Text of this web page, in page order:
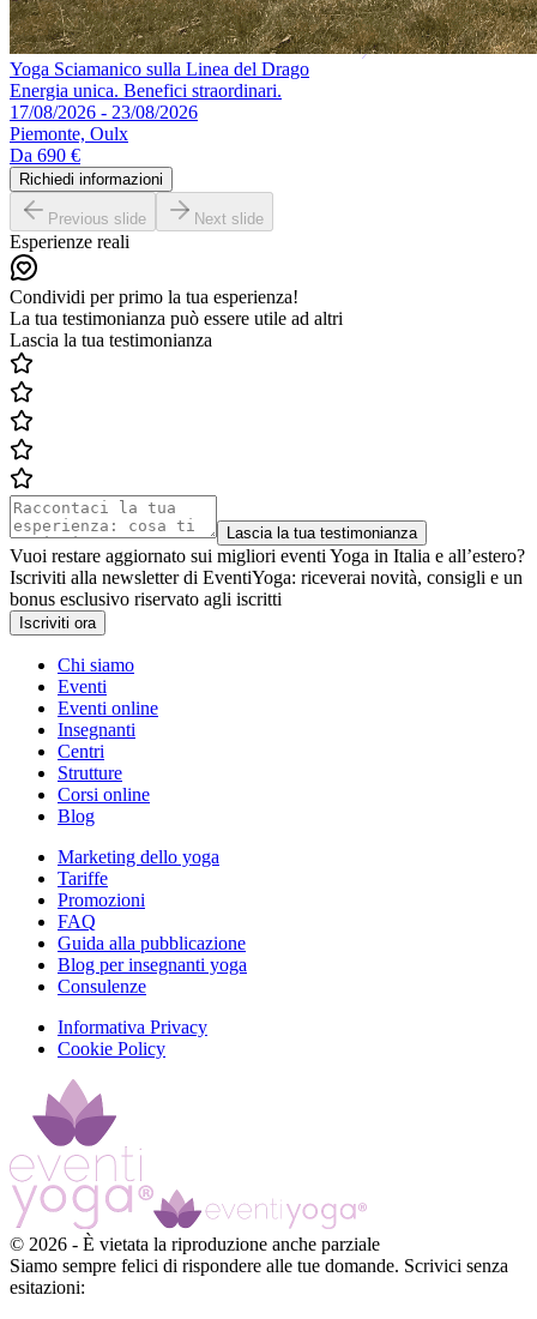
Yoga Sciamanico sulla Linea del Drago
Energia unica. Benefici straordinari.
17/08/2026 - 23/08/2026
Piemonte, Oulx
Da 690 €
Richiedi informazioni
Previous slide Next slide
Esperienze reali
Condividi per primo la tua esperienza!
La tua testimonianza può essere utile ad altri
Lascia la tua testimonianza
Lascia la tua testimonianza
Vuoi restare aggiornato sui migliori eventi Yoga in Italia e all’estero?
Iscriviti alla newsletter di EventiYoga: riceverai novità, consigli e un
bonus esclusivo riservato agli iscritti
Iscriviti ora
Chi siamo
Eventi
Eventi online
Insegnanti
Centri
Strutture
Corsi online
Blog
Marketing dello yoga
Tariffe
Promozioni
FAQ
Guida alla pubblicazione
Blog per insegnanti yoga
Consulenze
Informativa Privacy
Cookie Policy
© 2026 - È vietata la riproduzione anche parziale
Siamo sempre felici di rispondere alle tue domande. Scrivici senza
esitazioni: